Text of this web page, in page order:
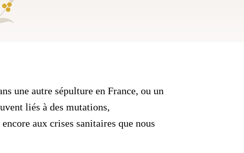
une autre sépulture en France, ou un
liés à des mutations,
aux crises sanitaires que nous